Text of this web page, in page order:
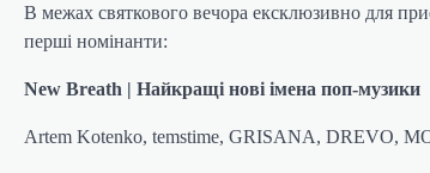
В межах святкового вечора ексклюзивно для
перші номінанти:
New Breath | Найкращі нові імена поп-музики
Artem Kotenko, temstime, GRISANA, DREVO,